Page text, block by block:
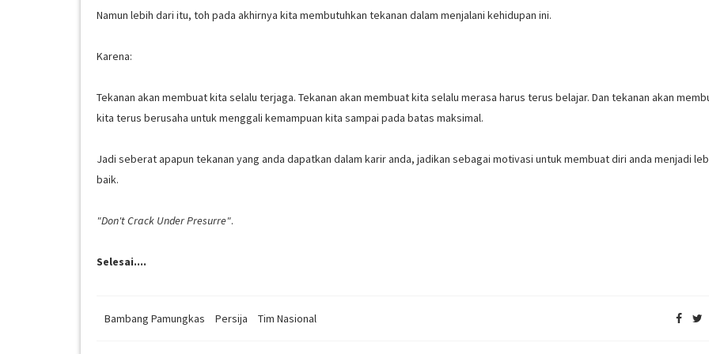
Namun lebih dari itu, toh pada akhirnya kita membutuhkan tekanan dalam menjalani kehidupan ini.
Karena:
Tekanan akan membuat kita selalu terjaga. Tekanan akan membuat kita selalu merasa harus terus belajar. Dan tekanan akan
kita terus berusaha untuk menggali kemampuan kita sampai pada batas maksimal.
Jadi seberat apapun tekanan yang anda dapatkan dalam karir anda, jadikan sebagai motivasi untuk membuat diri anda menjadi
baik.
"Don't Crack Under Presurre".
Selesai....
Bambang Pamungkas Persija Tim Nasional